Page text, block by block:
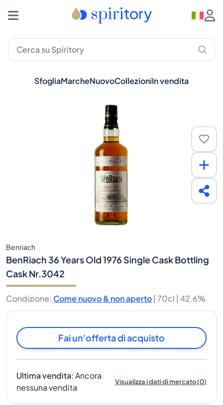
SfogliaMarcheNuovoCollezioniIn vendita
Benriach
BenRiach 36 Years Old 1976 Single Cask Bottling
Cask Nr.3042
Condizione: Come nuovo & non aperto | 70cl | 42.6%
Fai un'offerta di acquisto
Ultima vendita:Ancora
nessuna vendita
Visualizza i dati di mercato(0)